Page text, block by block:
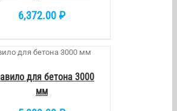
6,372.00 ₽
для бетона 3000
мм